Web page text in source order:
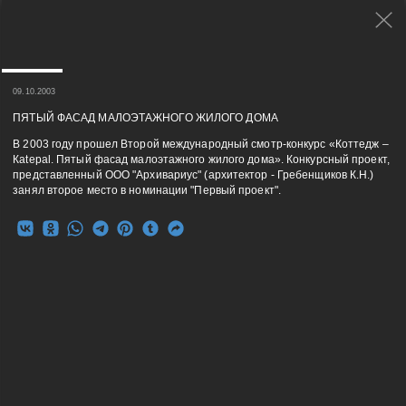
09.10.2003
ПЯТЫЙ ФАСАД МАЛОЭТАЖНОГО ЖИЛОГО ДОМА
В 2003 году прошел Второй международный смотр-конкурс «Коттедж –
Кatepal. Пятый фасад малоэтажного жилого дома». Конкурсный проект,
представленный ООО "Архивариус" (архитектор - Гребенщиков К.Н.)
занял второе место в номинации "Первый проект".